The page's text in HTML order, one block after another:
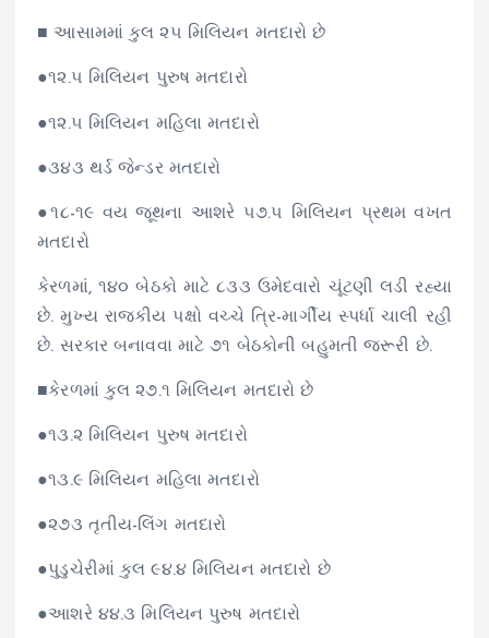
■ આસામમાં કુલ ૨૫ મિલિયન મતદારો છે
●૧૨.૫ મિલિયન પુરુષ મતદારો
●૧૨.૫ મિલિયન મહિલા મતદારો
●૩૪૩ થર્ડ જેન્ડર મતદારો
●૧૮-૧૯ વય જૂથના આશરે ૫૭.૫ મિલિયન પ્રથમ વખત
મતદારો
કેરળમાં, ૧૪૦ બેઠકો માટે ૮૩૩ ઉમેદવારો ચૂંટણી લડી રહ્યા
છે. મુખ્ય રાજકીય પક્ષો વચ્ચે ત્રિ-માર્ગીય સ્પર્ધા ચાલી રહી
છે. સરકાર બનાવવા માટે ૭૧ બેઠકોની બહુમતી જરૂરી છે.
■કેરળમાં કુલ ૨૭.૧ મિલિયન મતદારો છે
●૧૩.૨ મિલિયન પુરુષ મતદારો
●૧૩.૯ મિલિયન મહિલા મતદારો
●૨૭૩ તૃતીય-લિંગ મતદારો
●પુડુચેરીમાં કુલ ૯૪.૪ મિલિયન મતદારો છે
●આશરે ૪૪.૩ મિલિયન પુરુષ મતદારો